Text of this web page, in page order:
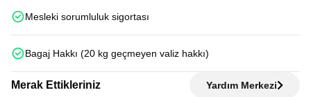
Mesleki sorumluluk sigortası
Bagaj Hakkı (20 kg geçmeyen valiz hakkı)
Merak Ettikleriniz
Yardım Merkezi